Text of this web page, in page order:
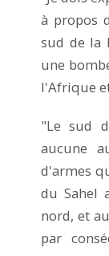
à propos
sud de la
une
l'Afrique
"Le sud
aucune
d'armes
du Sahel
nord, et
par